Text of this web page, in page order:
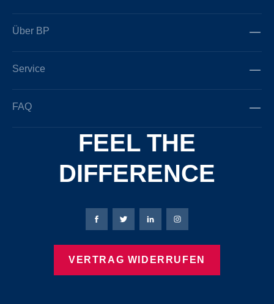
Über BP
Service
FAQ
FEEL THE
DIFFERENCE
Bierbaum-Proenen Facebook-Seite
Bierbaum-Proenen Twitter Seite
Bierbaum-Proenen LinkedIn
Bierbaum-Proenen
VERTRAG WIDERRUFEN